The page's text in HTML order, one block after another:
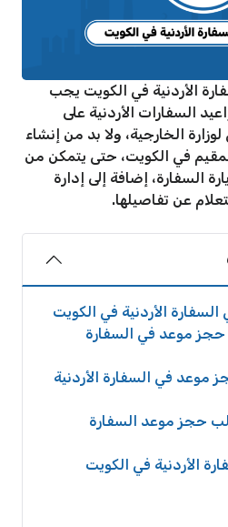
الأردنية في الكويت يجب
السفارات الأردنية على
الخارجية، ولا بد من إنشاء
في الكويت، حتى يتمكن من
السفارة، إضافة إلى إدارة
عن تفاصيلها.
الأردنية في الكويت
حجز موعد في السفارة
موعد في السفارة الأردنية
حجز موعد السفارة
الأردنية في الكويت